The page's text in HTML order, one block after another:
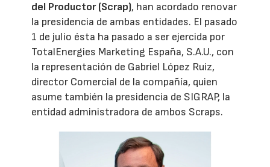
del Productor (Scrap), han acordado renovar
la presidencia de ambas entidades. El pasado
1 de julio ésta ha pasado a ser ejercida por
TotalEnergies Marketing España, S.A.U., con
la representación de Gabriel López Ruiz,
director Comercial de la compañía, quien
asume también la presidencia de SIGRAP, la
entidad administradora de ambos Scraps.